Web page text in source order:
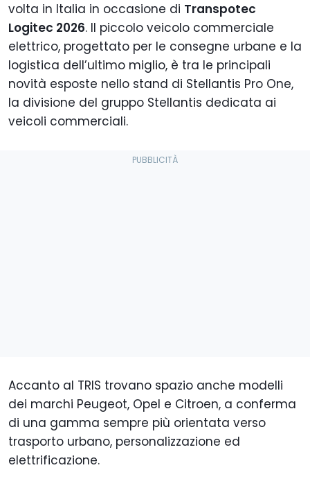
volta in Italia in occasione di Transpotec
Logitec 2026. Il piccolo veicolo commerciale
elettrico, progettato per le consegne urbane e la
logistica dell’ultimo miglio, è tra le principali
novità esposte nello stand di Stellantis Pro One,
la divisione del gruppo Stellantis dedicata ai
veicoli commerciali.
Accanto al TRIS trovano spazio anche modelli
dei marchi Peugeot, Opel e Citroen, a conferma
di una gamma sempre più orientata verso
trasporto urbano, personalizzazione ed
elettrificazione.